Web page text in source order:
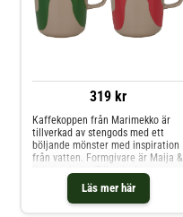
319 kr
Läs mer här
Kaffekoppen från Marimekko är
tillverkad av stengods med ett
böljande mönster med inspiration
från vatten. Formgivare är Maija &
Kristina Isola. Tillverkad i
Thailand. Om kaffekoppen från
Marimekko- Tillverkad av
stengods.- Tillverkad i Thailand.-